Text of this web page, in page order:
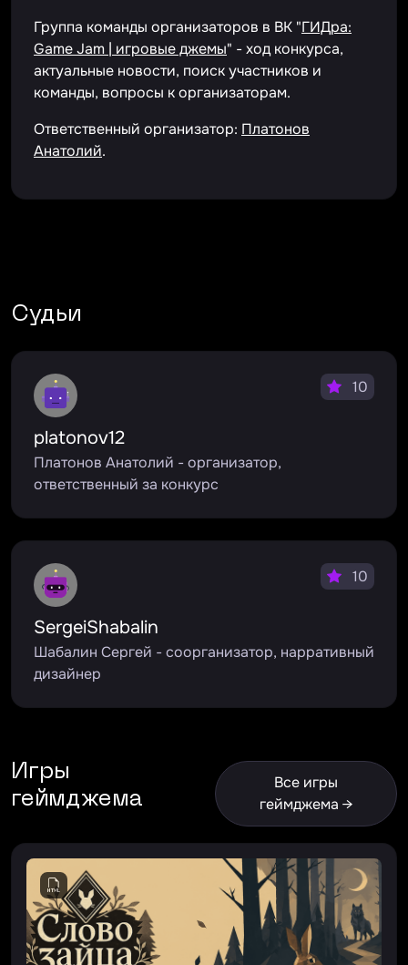
Группа команды организаторов в ВК "ГИДра:
Game Jam | игровые джемы" - ход конкурса,
актуальные новости, поиск участников и
команды, вопросы к организаторам.
Ответственный организатор: Платонов
Анатолий.
Судьи
platonov12
Платонов Анатолий - организатор,
ответственный за конкурс
10
SergeiShabalin
Шабалин Сергей - соорганизатор, нарративный
дизайнер
10
Игры
геймджема
Все игры
геймджема →